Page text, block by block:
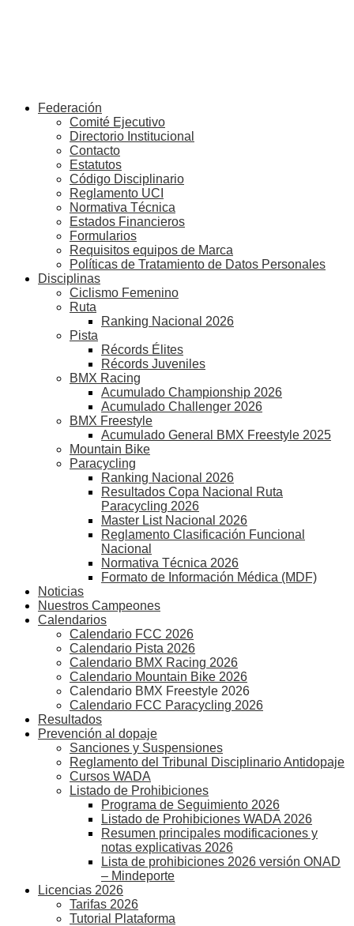
Federación
Comité Ejecutivo
Directorio Institucional
Contacto
Estatutos
Código Disciplinario
Reglamento UCI
Normativa Técnica
Estados Financieros
Formularios
Requisitos equipos de Marca
Políticas de Tratamiento de Datos Personales
Disciplinas
Ciclismo Femenino
Ruta
Ranking Nacional 2026
Pista
Récords Élites
Récords Juveniles
BMX Racing
Acumulado Championship 2026
Acumulado Challenger 2026
BMX Freestyle
Acumulado General BMX Freestyle 2025
Mountain Bike
Paracycling
Ranking Nacional 2026
Resultados Copa Nacional Ruta
Paracycling 2026
Master List Nacional 2026
Reglamento Clasificación Funcional
Nacional
Normativa Técnica 2026
Formato de Información Médica (MDF)
Noticias
Nuestros Campeones
Calendarios
Calendario FCC 2026
Calendario Pista 2026
Calendario BMX Racing 2026
Calendario Mountain Bike 2026
Calendario BMX Freestyle 2026
Calendario FCC Paracycling 2026
Resultados
Prevención al dopaje
Sanciones y Suspensiones
Reglamento del Tribunal Disciplinario Antidopaje
Cursos WADA
Listado de Prohibiciones
Programa de Seguimiento 2026
Listado de Prohibiciones WADA 2026
Resumen principales modificaciones y
notas explicativas 2026
Lista de prohibiciones 2026 versión ONAD
– Mindeporte
Licencias 2026
Tarifas 2026
Tutorial Plataforma